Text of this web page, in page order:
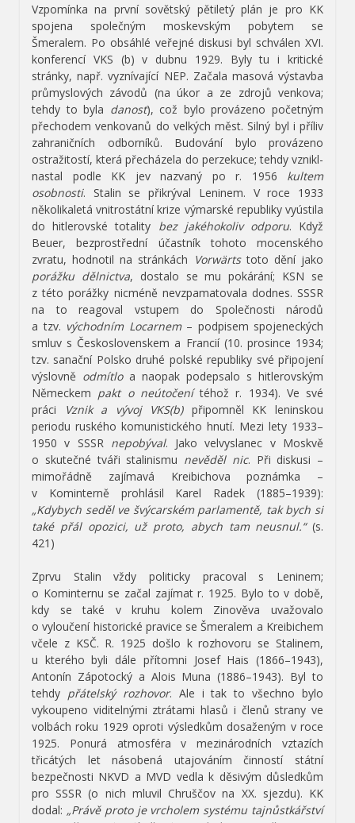
Vzpomínka na první sovětský pětiletý plán je pro KK
spojena společným moskevským pobytem se
Šmeralem. Po obsáhlé veřejné diskusi byl schválen XVI.
konferencí VKS (b) v dubnu 1929. Byly tu i kritické
stránky, např. vyznívající NEP. Začala masová výstavba
průmyslových závodů (na úkor a ze zdrojů venkova;
tehdy to byla danost), což bylo provázeno početným
přechodem venkovanů do velkých měst. Silný byl i příliv
zahraničních odborníků. Budování bylo provázeno
ostražitostí, která přecházela do perzekuce; tehdy vznikl-
nastal podle KK jev nazvaný po r. 1956 kultem
osobnosti. Stalin se přikrýval Leninem. V roce 1933
několikaletá vnitrostátní krize výmarské republiky vyústila
do hitlerovské totality bez jakéhokoliv odporu. Když
Beuer, bezprostřední účastník tohoto mocenského
zvratu, hodnotil na stránkách Vorwärtstoto dění jako
porážku dělnictva, dostalo se mu pokárání; KSN se
z této porážky nicméně nevzpamatovala dodnes. SSSR
na to reagoval vstupem do Společnosti národů
a tzv. východním Locarnem – podpisem spojeneckých
smluv s Československem a Francií (10. prosince 1934;
tzv. sanační Polsko druhé polské republiky své připojení
výslovně odmítloa naopak podepsalo s hitlerovským
Německem pakt o neútočenítéhož r. 1934). Ve své
práci
Vznik a vývoj VKS(b) připomněl KK leninskou
periodu ruského komunistického hnutí. Mezi lety 1933–
1950 v SSSR nepobýval. Jako velvyslanec v Moskvě
o skutečné tváři stalinismu nevěděl nic. Při diskusi –
mimořádně zajímavá Kreibichova poznámka –
v Kominterně prohlásil Karel Radek (1885–1939):
„Kdybych seděl ve švýcarském parlamentě, tak bych si
také přál opozici, už proto, abych tam neusnul.“ (s.
421)
Zprvu Stalin vždy politicky pracoval s Leninem;
o Kominternu se začal zajímat r. 1925. Bylo to v době,
kdy se také v kruhu kolem Zinověva uvažovalo
o vyloučení historické pravice se Šmeralem a Kreibichem
včele z KSČ. R. 1925 došlo k rozhovoru se Stalinem,
u kterého byli dále přítomni Josef Hais (1866–1943),
Antonín Zápotocký a Alois Muna (1886–1943). Byl to
tehdy přátelský rozhovor. Ale i tak to všechno bylo
vykoupeno viditelnými ztrátami hlasů i členů strany ve
volbách roku 1929 oproti výsledkům dosaženým v roce
1925. Ponurá atmosféra v mezinárodních vztazích
třicátých let násobená utajováním činností státní
bezpečnosti NKVD a MVD vedla k děsivým důsledkům
pro SSSR (o nich mluvil Chruščov na XX. sjezdu). KK
dodal: „Právě proto je vrcholem systému tajnůstkářství